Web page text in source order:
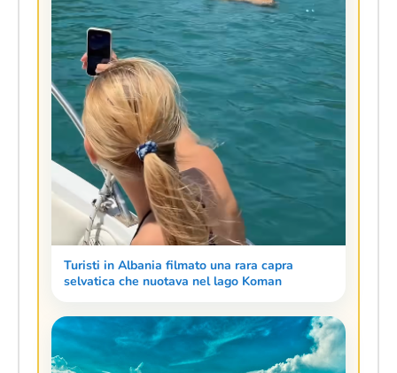
Turisti in Albania filmato una rara capra
selvatica che nuotava nel lago Koman